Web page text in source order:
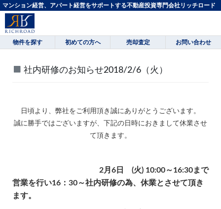
マンション経営、アパート経営をサポートする不動産投資専門会社リッチロード
物件を探す 初めての方へ 売却査定 お問い合わせ
社内研修のお知らせ2018/2/6（火）
日頃より、弊社をご利用頂き誠にありがとうございます。
誠に勝手ではございますが、下記の日時におきまして休業させ
て頂きます。
2月6日 (火) 10:00～16:30まで
営業を行い16：30～社内研修の為、休業とさせて頂き
ます。